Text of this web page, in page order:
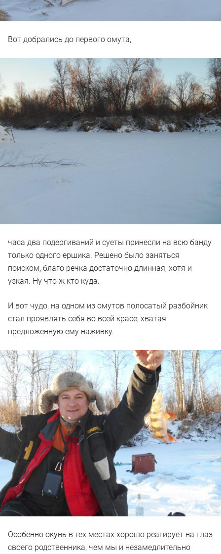
Вот добрались до первого омута,
часа два подергиваний и суеты принесли на всю банду
только одного ершика. Решено было заняться
поиском, благо речка достаточно длинная, хотя и
узкая. Ну что ж кто куда.
И вот чудо, на одном из омутов полосатый разбойник
стал проявлять себя во всей красе, хватая
предложенную ему наживку.
Особенно окунь в тех местах хорошо реагирует на глаз
своего родственника, чем мы и незамедлительно